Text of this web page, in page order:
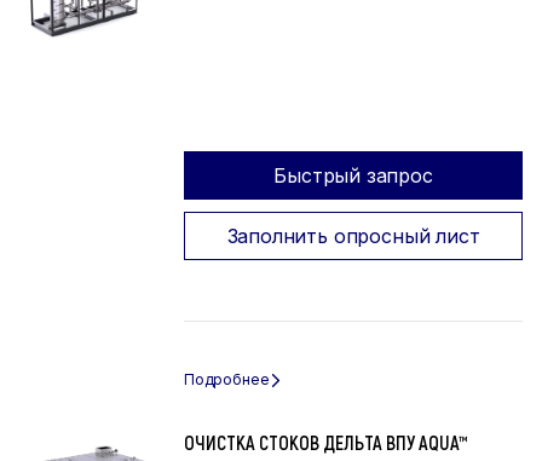
Быстрый запрос
Заполнить опросный лист
ОЧИСТКА СТОКОВ ДЕЛЬТА ВПУ AQUA™